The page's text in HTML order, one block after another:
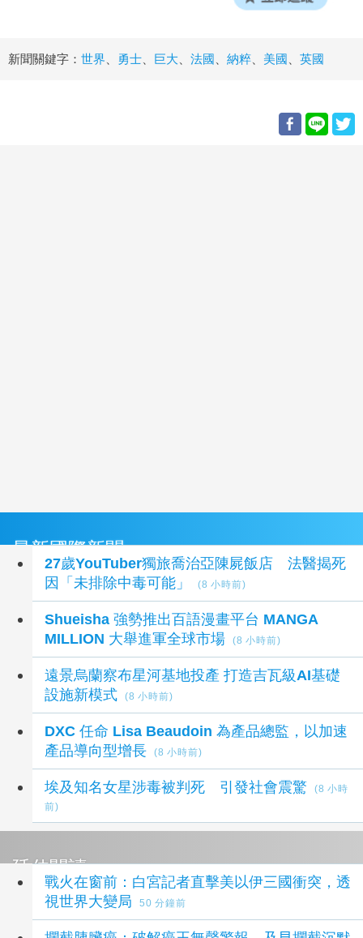
新聞關鍵字： 世界 勇士 巨大 法國 納粹 美國 英國
最新國際新聞
27歲YouTuber獨旅喬治亞陳屍飯店 法醫揭死
因「未排除中毒可能」
(8 小時前)
Shueisha 強勢推出百語漫畫平台 MANGA
MILLION 大舉進軍全球市場
(8 小時前)
遠景烏蘭察布星河基地投產 打造吉瓦級AI基礎
設施新模式
(8 小時前)
DXC 任命 Lisa Beaudoin 為產品總監，以加速
產品導向型增長
(8 小時前)
埃及知名女星涉毒被判死 引發社會震驚
(8 小時
前)
延伸閱讀
戰火在窗前：白宮記者直擊美以伊三國衝突，透
視世界大變局
50 分鐘前